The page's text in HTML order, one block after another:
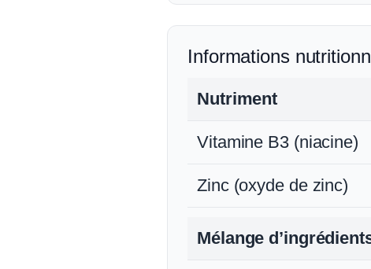
Informations
Nutriment
Vitamine B3 (niacine)
Zinc (oxyde de zinc)
Mélange